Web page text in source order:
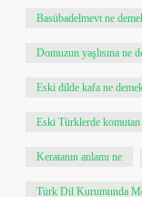
Basübadelmevt ne
Domuzun yaşlısına ne
Eski dilde kafa ne
Eski Türklerde komutan
Keratanın anlamı ne
Türk Dil Kurumunda